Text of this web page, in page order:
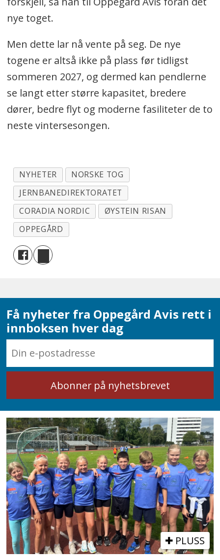
nye toget.
Men dette lar nå vente på seg. De nye
togene er altså ikke på plass før tidligst
sommeren 2027, og dermed kan pendlerne
se langt etter større kapasitet, bredere
dører, bedre flyt og moderne fasiliteter de to
neste vintersesongen.
NYHETER
NORSKE TOG
JERNBANEDIREKTORATET
CORADIA NORDIC
ØYSTEIN RISAN
OPPEGÅRD
Få nyheter fra Oppegård Avis rett i
innboksen hver dag
PLUSS